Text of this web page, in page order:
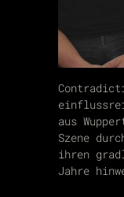
aus
Szene
ihren
Jahre